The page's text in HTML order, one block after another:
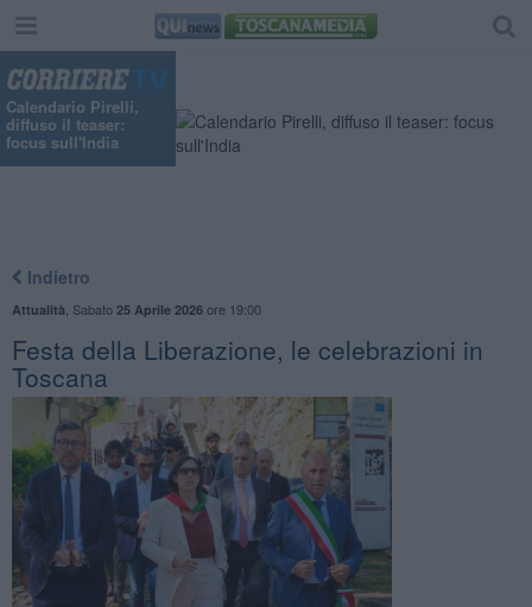
Calendario Pirelli,
diffuso il teaser:
focus sull'India
Indietro
Attualità Sabato 25 Aprile 2026ore 19:00
Festa della Liberazione, le celebrazioni in
Toscana